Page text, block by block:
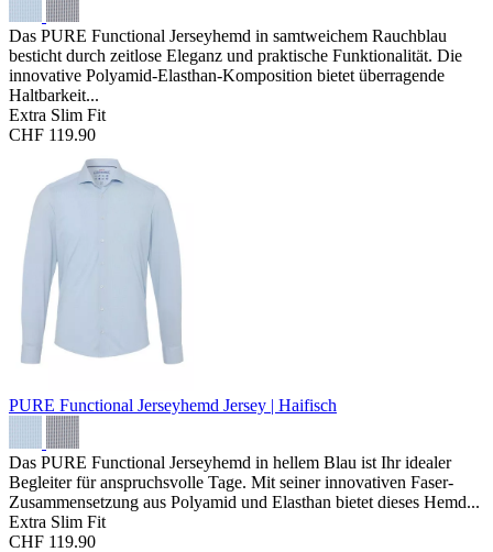
Das PURE Functional Jerseyhemd in samtweichem Rauchblau
besticht durch zeitlose Eleganz und praktische Funktionalität. Die
innovative Polyamid-Elasthan-Komposition bietet überragende
Haltbarkeit...
Extra Slim Fit
CHF 119.90
PURE Functional Jerseyhemd Jersey | Haifisch
Das PURE Functional Jerseyhemd in hellem Blau ist Ihr idealer
Begleiter für anspruchsvolle Tage. Mit seiner innovativen Faser-
Zusammensetzung aus Polyamid und Elasthan bietet dieses Hemd...
Extra Slim Fit
CHF 119.90